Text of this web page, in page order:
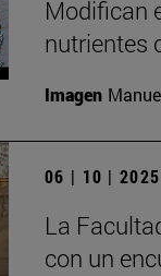
Modifican
nutrientes
Imagen
06 | 10 | 2025
La
con un